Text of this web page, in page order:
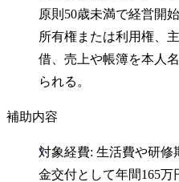
原則50歳未満で経営開
所有権または利用権、
借、売上や帳簿を本人
られる。
補助内容
対象経費: 生活費や研修
金交付として年間165万